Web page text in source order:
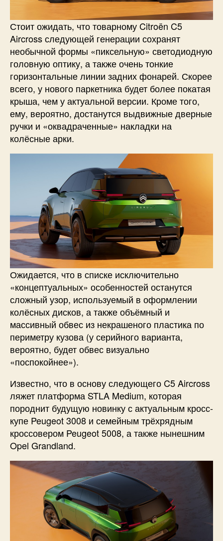
Стоит ожидать, что товарному Citroën C5
Aircross следующей генерации сохранят
необычной формы «пиксельную» светодиодную
головную оптику, а также очень тонкие
горизонтальные линии задних фонарей. Скорее
всего, у нового паркетника будет более покатая
крыша, чем у актуальной версии. Кроме того,
ему, вероятно, достанутся выдвижные дверные
ручки и «оквадраченные» накладки на
колёсные арки.
Ожидается, что в списке исключительно
«концептуальных» особенностей останутся
сложный узор, используемый в оформлении
колёсных дисков, а также объёмный и
массивный обвес из некрашеного пластика по
периметру кузова (у серийного варианта,
вероятно, будет обвес визуально
«поспокойнее»).
Известно, что в основу следующего C5 Aircross
ляжет платформа STLA Medium, которая
породнит будущую новинку с актуальным кросс-
купе Peugeot 3008 и семейным трёхрядным
кроссовером Peugeot 5008, а также нынешним
Opel Grandland.